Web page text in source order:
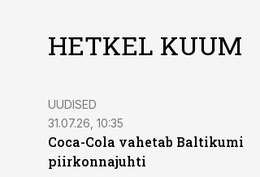
HETKEL KUUM
UUDISED
31.07.26, 10:35
Coca-Cola vahetab Baltikumi
piirkonnajuhti